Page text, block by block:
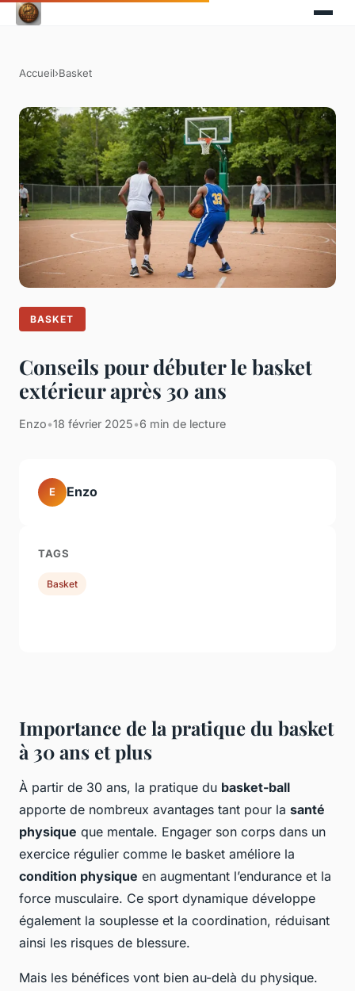
Accueil›Basket
BASKET
Conseils pour débuter le basket
extérieur après 30 ans
Enzo•18 février 2025•6 min de lecture
Importance de la pratique du basket
à 30 ans et plus
À partir de 30 ans, la pratique du basket-ball
apporte de nombreux avantages tant pour la santé
physique que mentale. Engager son corps dans un
exercice régulier comme le basket améliore la
condition physique en augmentant l’endurance et la
force musculaire. Ce sport dynamique développe
également la souplesse et la coordination, réduisant
ainsi les risques de blessure.
Mais les bénéfices vont bien au-delà du physique.
E Enzo
TAGS
Basket